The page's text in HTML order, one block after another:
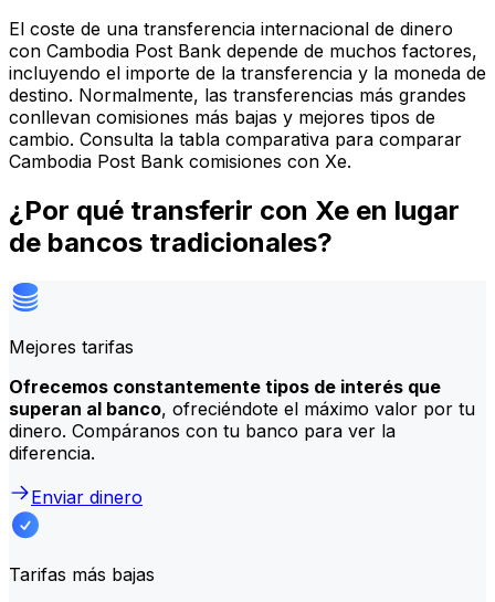
El coste de una transferencia internacional de dinero
con Cambodia Post Bank depende de muchos factores,
incluyendo el importe de la transferencia y la moneda de
destino. Normalmente, las transferencias más grandes
conllevan comisiones más bajas y mejores tipos de
cambio. Consulta la tabla comparativa para comparar
Cambodia Post Bank comisiones con Xe.
¿Por qué transferir con Xe en lugar
de bancos tradicionales?
Mejores tarifas
Ofrecemos constantemente tipos de interés que
superan al banco, ofreciéndote el máximo valor por tu
dinero. Compáranos con tu banco para ver la
diferencia.
Enviar dinero
Tarifas más bajas